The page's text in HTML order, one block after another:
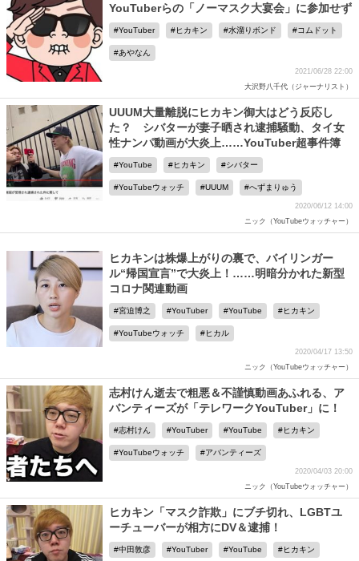
YouTuberらの「ノーマスク大宴会」に参加せず
YouTuber ヒカキン 水溜りボンド コムドット
あやなん
2021/06/28 22:00
大沢野八千代（ジャーナリスト）
UUUM大量離脱にヒカキン御大はどう反応し
た？ シバターが妻子晒され逮捕騒動、タイ女
性ナンパ動画が大炎上……YouTuber超事件簿
YouTube ヒカキン シバター
YouTubeウォッチ UUUM へずまりゅう
2020/06/12 14:00
ニック（YouTubeウォッチャー）
ヒカキンは株爆上がりの裏で、バイリンガー
ル“帰国宣言”で大炎上！……明暗分かれた新型
コロナ関連動画
宮迫博之 YouTuber YouTube ヒカキン
YouTubeウォッチ ヒカル
2020/04/17 13:50
ニック（YouTubeウォッチャー）
志村けん逝去で粗悪＆不謹慎動画あふれる、ア
バンティーズが「テレワークYouTuber」に！
志村けん YouTuber YouTube ヒカキン
YouTubeウォッチ アバンティーズ
2020/04/03 20:00
ニック（YouTubeウォッチャー）
ヒカキン「マスク詐欺」にブチ切れ、LGBTユ
ーチューバーが相方にDV＆逮捕！
中田敦彦 YouTuber YouTube ヒカキン